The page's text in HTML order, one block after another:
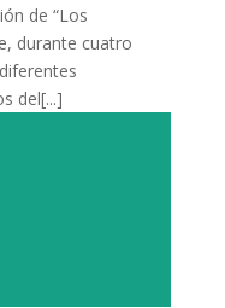
de “Los
durante cuatro
del[...]